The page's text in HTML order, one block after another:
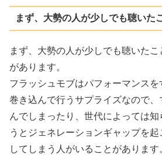
まず、大勢の人が少しでも聴いた
まず、大勢の人が少しでも聴いた
があります。
フラッシュモブはパフォーマンス
巻き込んで行うサプライズなので
んでしまったり、世代によっては知
うとジェネレーションギャップを
してしまう人がいることがあります